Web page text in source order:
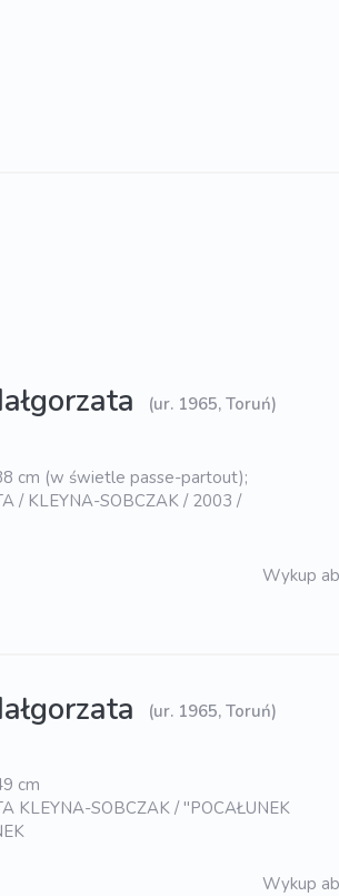
(ur. 1965, Toruń)
cm (w świetle passe-partout);
/ KLEYNA-SOBCZAK / 2003 /
Wykup
(ur. 1965, Toruń)
cm
KLEYNA-SOBCZAK / "POCAŁUNEK
Wykup